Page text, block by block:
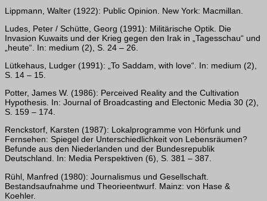
Lippmann, Walter (1922): Public Opinion. New York: Macmillan.
Ludes, Peter / Schütte, Georg (1991): Militärische Optik. Die
Invasion Kuwaits und der Krieg gegen den Irak in „Tagesschau“ und
„heute“. In: medium (2), S. 24 – 26.
Lütkehaus, Ludger (1991): „To Saddam, with love“. In: medium (2),
S. 14 – 15.
Potter, James W. (1986): Perceived Reality and the Cultivation
Hypothesis. In: Journal of Broadcasting and Electonic Media 30 (2),
S. 159 – 174.
Renckstorf, Karsten (1987): Lokalprogramme von Hörfunk und
Fernsehen: Spiegel der Unterschiedlichkeit von Lebensräumen?
Befunde aus den Niederlanden und der Bundesrepublik
Deutschland. In: Media Perspektiven (6), S. 381 – 387.
Rühl, Manfred (1980): Journalismus und Gesellschaft.
Bestandsaufnahme und Theorieentwurf. Mainz: von Hase &
Koehler.